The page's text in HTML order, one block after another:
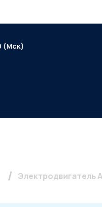
(Мск)
Электродвигатель